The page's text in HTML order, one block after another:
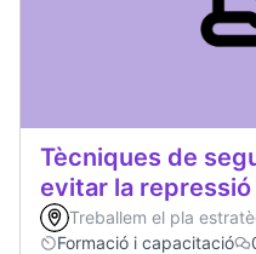
Tècniques de
evitar la repressió
Treballem el pla
Formació i capacitació